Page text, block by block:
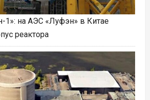
1»: на АЭС «Луфэн» в Китае
реактора